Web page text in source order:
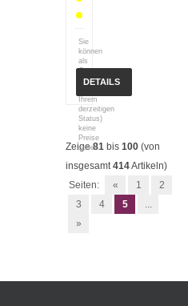
Sie
können
als
Gast
(bzw.
Ihrem
derzeitigen
Status)
keine
Preise
sehen.
DETAILS
Zeige81 bis 100 (von
insgesamt414Artikeln)
Seiten:
« 1
2
3
4 5
...
»